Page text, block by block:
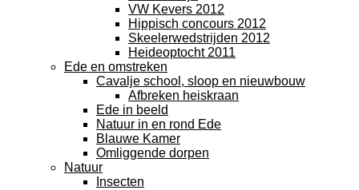
VW Kevers 2012
Hippisch concours 2012
Skeelerwedstrijden 2012
Heideoptocht 2011
Ede en omstreken
Cavalje school, sloop en nieuwbouw
Afbreken heiskraan
Ede in beeld
Natuur in en rond Ede
Blauwe Kamer
Omliggende dorpen
Natuur
Insecten